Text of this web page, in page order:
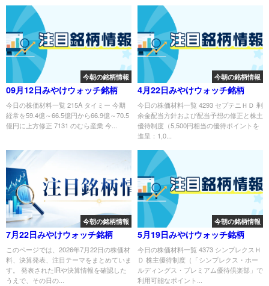
今朝の銘柄情報
09月12日みやけウォッチ銘柄
今日の株価材料一覧 215A タイミー 今期
経常を59.4億～66.5億円から66.9億～70.5
億円に上方修正 7131 のむら産業 今...
今朝の銘柄情報
4月22日みやけウォッチ銘柄
今日の株価材料一覧 4293 セプテニＨＤ 剰
余金配当方針および配当予想の修正と株主
優待制度（5,500円相当の優待ポイントを
進呈：1,0...
今朝の銘柄情報
7月22日みやけウォッチ銘柄
このページでは、2026年7月22日の株価材
料、決算発表、注目テーマをまとめていま
す。 発表されたIRや決算情報を確認した
うえで、その日の...
今朝の銘柄情報
5月19日みやけウォッチ銘柄
今日の株価材料一覧 4373 シンプレクスＨ
Ｄ 株主優待制度（「シンプレクス・ホー
ルディングス・プレミアム優待倶楽部」で
利用可能なポイント...